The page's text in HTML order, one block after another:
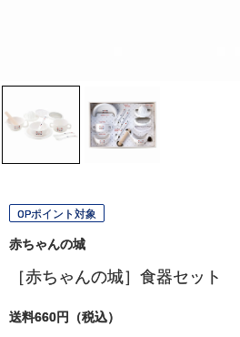
OPポイント対象
赤ちゃんの城
［赤ちゃんの城］食器セット
送料660円（税込）